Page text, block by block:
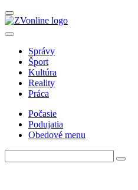
Správy
Šport
Kultúra
Reality
Práca
Počasie
Podujatia
Obedové menu